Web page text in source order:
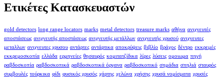
Ετικέτες Κατασκευαστών
gold detectors long range locators marks metal detectors treasure marks αθήνα ανιχνευτές
αποστάσεως ανιχνευτής αποστάσεως ανιχνευτής μετάλλων ανιχνευτής χρυσού ανιχνευτες
μεταλλων ανιχνευτες χρυσου αντάρτες αντάρτικα αποκρύψεις βιβλίο βράχος δέντρο εκκρεμές
εκκρεμοσκοπία ελλάδα ερμηνείες θησαυρός κομιτατζίδικα λίρες λύσεις ομοιωμα πηγή
ραβδοσκοπία ραβδοσκοπικά ραβδοσκοπικά όργανα ραβδοσκοπικό σημάδια σπηλιά σταυρός
συμβουλές τούρκικα φίδι φυσικός χρυσός χάρτης χελώνα χρήσης χρυσά νομίσματα χρυσές